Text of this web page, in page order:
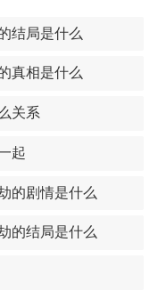
结局是什么
真相是什么
关系
起
的剧情是什么
的结局是什么